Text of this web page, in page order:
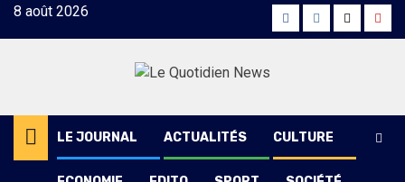
Skip8 août 2026 FacebookInstagram
Twitter
LE JOURNAL ACTUALITÉS CULTURE